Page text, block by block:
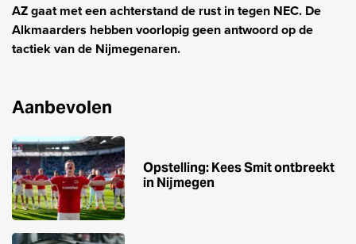
AZ gaat met een achterstand de rust in tegen NEC. De
Alkmaarders hebben voorlopig geen antwoord op de
tactiek van de Nijmegenaren.
Aanbevolen
Opstelling: Kees Smit ontbreekt
in Nijmegen